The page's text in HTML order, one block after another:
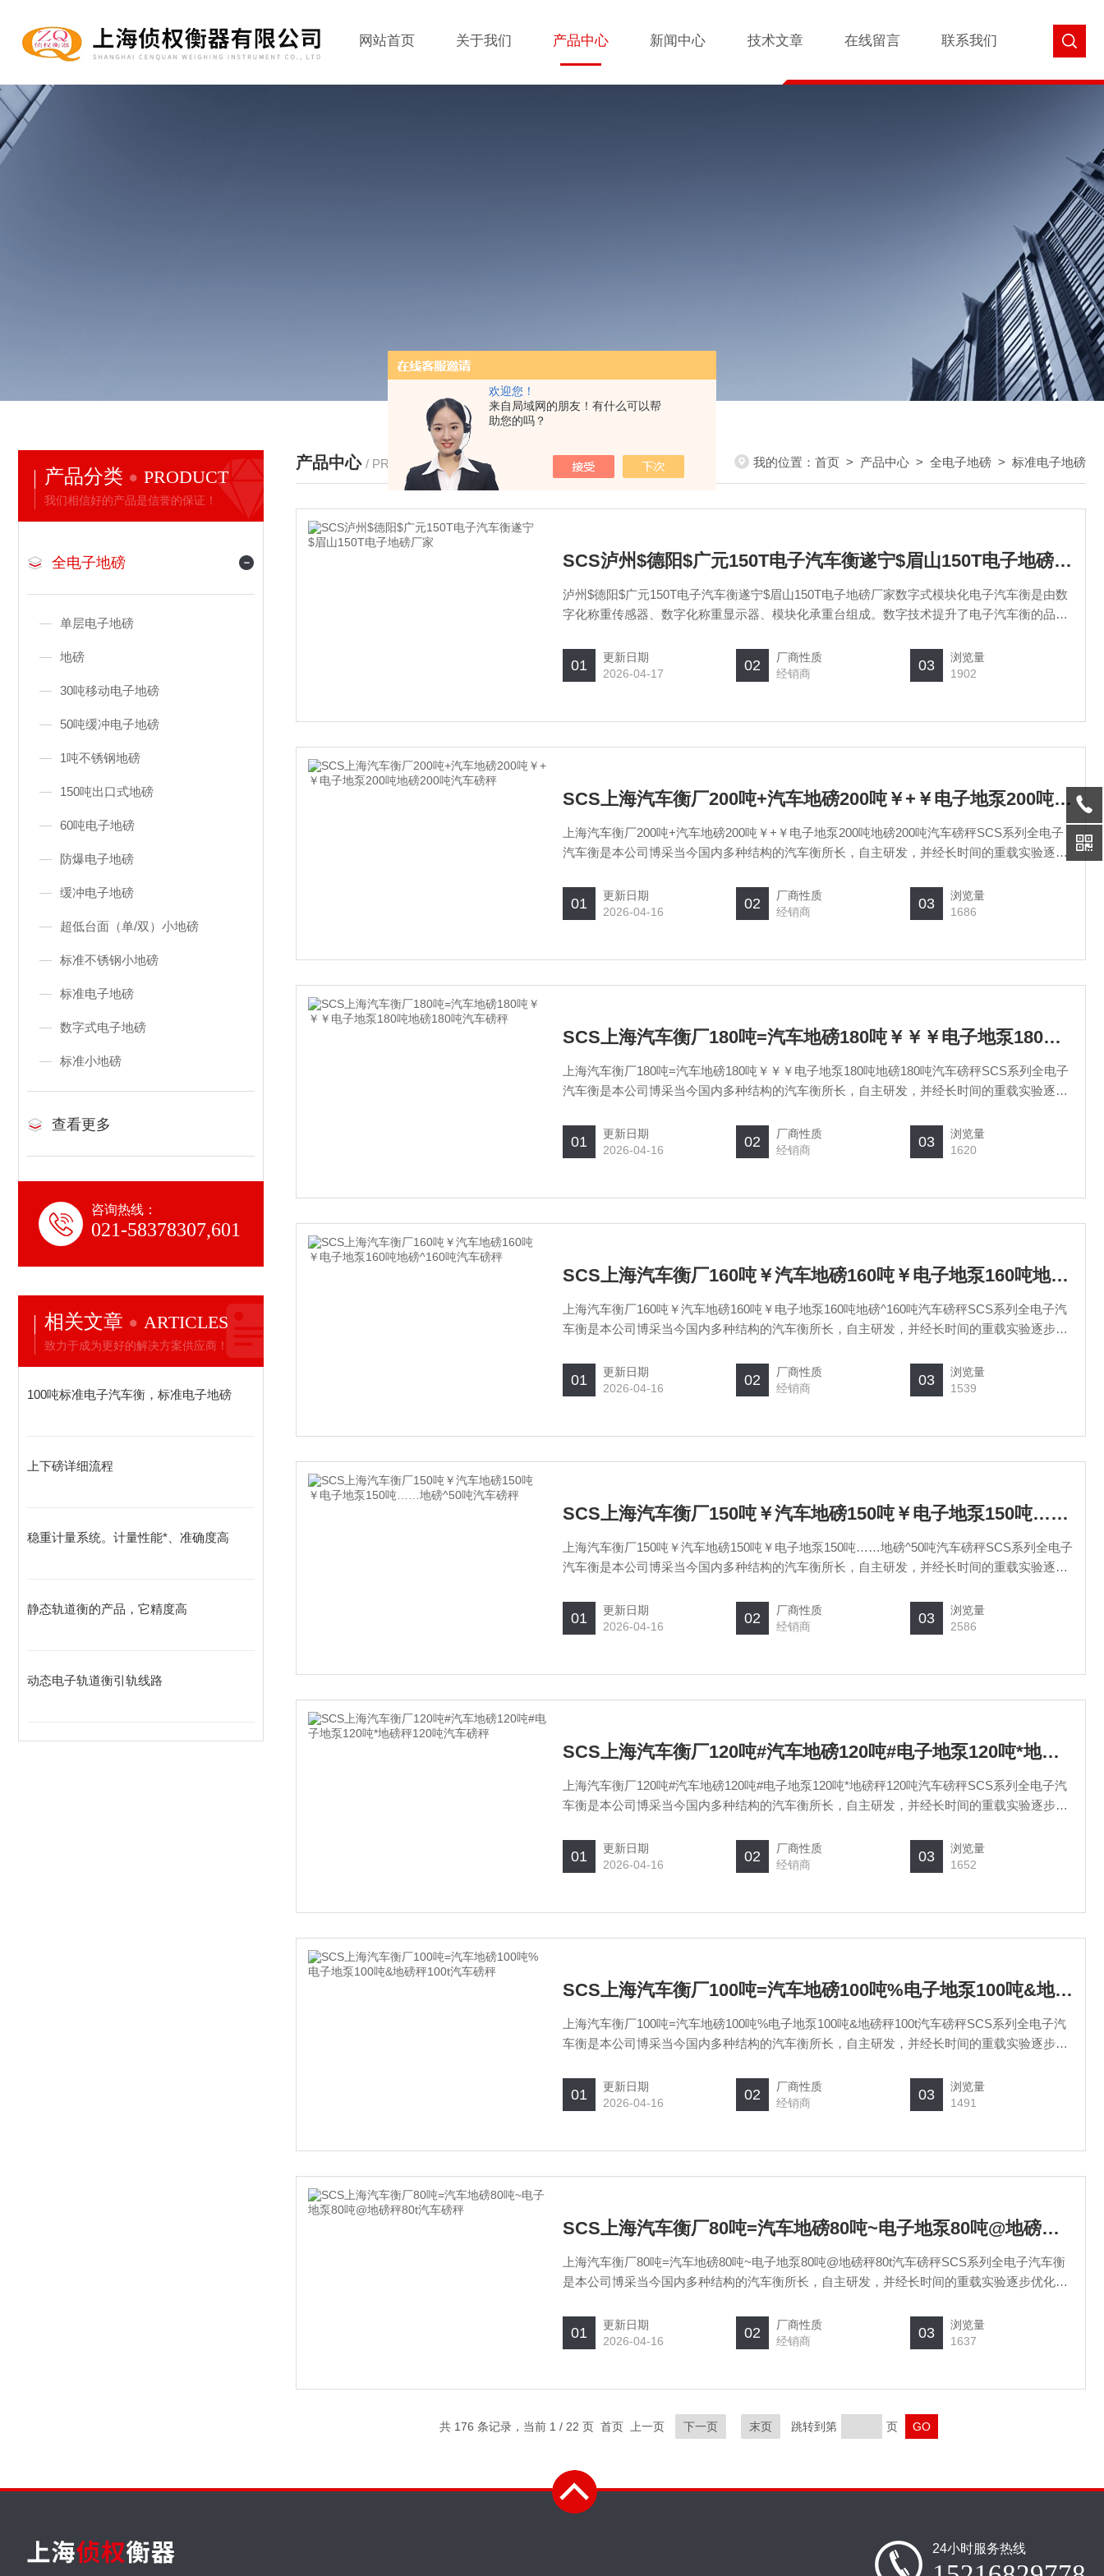
欢迎您！
来自局域网的朋友！有什么可以帮
助您的吗？
网站首页 关于我们 产品中心 新闻中心 技术文章 在线留言 联系我们
产品分类 PRODUCT
我们相信好的产品是信誉的保证！
全电子地磅
单层电子地磅
地磅
30吨移动电子地磅
50吨缓冲电子地磅
1吨不锈钢地磅
150吨出口式地磅
60吨电子地磅
防爆电子地磅
缓冲电子地磅
超低台面（单/双）小地磅
标准不锈钢小地磅
标准电子地磅
数字式电子地磅
标准小地磅
查看更多
咨询热线：
021-58378307,601
相关文章 ARTICLES
致力于成为更好的解决方案供应商！
100吨标准电子汽车衡，标准电子地磅
上下磅详细流程
稳重计量系统。计量性能*、准确度高
静态轨道衡的产品，它精度高
动态电子轨道衡引轨线路
产品中心 / PRODUCTS 我的位置： 首页 > 产品中心 > 全电子地磅 > 标准电子地磅
SCS泸州$德阳$广元150T电子汽车衡遂宁$眉山150T电子地磅厂家
泸州$德阳$广元150T电子汽车衡遂宁$眉山150T电子地磅厂家数字式模块化电子汽车衡是由数
字化称重传感器、数字化称重显示器、模块化承重台组成。数字技术提升了电子汽车衡的品
更强。 ?数字式电子汽车衡的特点及技术 ?1、采用RS485总线技术，实现信号
01
更新日期
2026-04-17
02
厂商性质
经销商
03
浏览量
1902
SCS上海汽车衡厂200吨+汽车地磅200吨￥+￥电子地泵200吨地磅200吨汽车磅秤
上海汽车衡厂200吨+汽车地磅200吨￥+￥电子地泵200吨地磅200吨汽车磅秤SCS系列全电子
汽车衡是本公司博采当今国内多种结构的汽车衡所长，自主研发，并经长时间的重载实验逐步
自由组成多种规格，该系统选用高精度双剪梁，桥式或柱式称重传感
01
更新日期
2026-04-16
02
厂商性质
经销商
03
浏览量
1686
SCS上海汽车衡厂180吨=汽车地磅180吨￥￥￥电子地泵180吨地磅180吨汽车磅秤
上海汽车衡厂180吨=汽车地磅180吨￥￥￥电子地泵180吨地磅180吨汽车磅秤SCS系列全电子
汽车衡是本公司博采当今国内多种结构的汽车衡所长，自主研发，并经长时间的重载实验逐步
自由组成多种规格，该系统选用高精度双剪梁，桥式或柱式称重传感
01
更新日期
2026-04-16
02
厂商性质
经销商
03
浏览量
1620
SCS上海汽车衡厂160吨￥汽车地磅160吨￥电子地泵160吨地磅^160吨汽车磅秤
上海汽车衡厂160吨￥汽车地磅160吨￥电子地泵160吨地磅^160吨汽车磅秤SCS系列全电子汽
车衡是本公司博采当今国内多种结构的汽车衡所长，自主研发，并经长时间的重载实验逐步优
由组成多种规格，该系统选用高精度双剪梁，桥式或柱式称重传感
01
更新日期
2026-04-16
02
厂商性质
经销商
03
浏览量
1539
SCS上海汽车衡厂150吨￥汽车地磅150吨￥电子地泵150吨……地磅^50吨汽车磅秤
上海汽车衡厂150吨￥汽车地磅150吨￥电子地泵150吨……地磅^50吨汽车磅秤SCS系列全电子
汽车衡是本公司博采当今国内多种结构的汽车衡所长，自主研发，并经长时间的重载实验逐步
自由组成多种规格，该系统选用高精度双剪梁，桥式或柱式称重传感
01
更新日期
2026-04-16
02
厂商性质
经销商
03
浏览量
2586
SCS上海汽车衡厂120吨#汽车地磅120吨#电子地泵120吨*地磅秤120吨汽车磅秤
上海汽车衡厂120吨#汽车地磅120吨#电子地泵120吨*地磅秤120吨汽车磅秤SCS系列全电子汽
车衡是本公司博采当今国内多种结构的汽车衡所长，自主研发，并经长时间的重载实验逐步优
由组成多种规格，该系统选用高精度双剪梁，桥式或柱式称重传感
01
更新日期
2026-04-16
02
厂商性质
经销商
03
浏览量
1652
SCS上海汽车衡厂100吨=汽车地磅100吨%电子地泵100吨&地磅秤100t汽车磅秤
上海汽车衡厂100吨=汽车地磅100吨%电子地泵100吨&地磅秤100t汽车磅秤SCS系列全电子汽
车衡是本公司博采当今国内多种结构的汽车衡所长，自主研发，并经长时间的重载实验逐步优
由组成多种规格，该系统选用高精度双剪梁，桥式或柱式称重传感
01
更新日期
2026-04-16
02
厂商性质
经销商
03
浏览量
1491
SCS上海汽车衡厂80吨=汽车地磅80吨~电子地泵80吨@地磅秤80t汽车磅秤
上海汽车衡厂80吨=汽车地磅80吨~电子地泵80吨@地磅秤80t汽车磅秤SCS系列全电子汽车衡
是本公司博采当今国内多种结构的汽车衡所长，自主研发，并经长时间的重载实验逐步优化而
成多种规格，该系统选用高精度双剪梁，桥式或柱式称重传感器、功能丰富、存
01
更新日期
2026-04-16
02
厂商性质
经销商
03
浏览量
1637
共 176 条记录，当前 1 / 22 页 首页 上一页 下一页 末页 跳转到第 页
24小时服务热线